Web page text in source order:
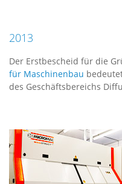
2013
Der Erstbescheid für die
für Maschinenbau
des Geschäftsbereichs